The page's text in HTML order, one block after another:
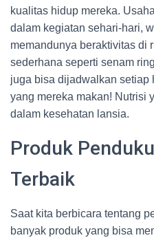
kualitas hidup mereka.
dalam kegiatan sehari-hari,
memandunya beraktivitas di
sederhana seperti senam
juga bisa dijadwalkan setiap
yang mereka makan! Nutrisi
dalam kesehatan lansia.
Produk
Terbaik
Saat kita berbicara tentang
banyak produk yang bisa